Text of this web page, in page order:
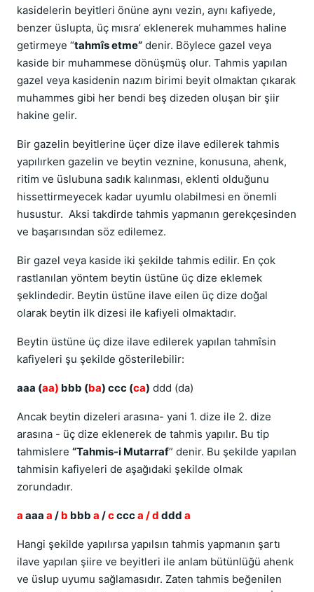
kasidelerin beyitleri önüne aynı vezin, aynı kafiyede,
benzer üslupta, üç mısra’ eklenerek muhammes haline
getirmeye “tahmîs etme” denir. Böylece gazel veya
kaside bir muhammese dönüşmüş olur. Tahmis yapılan
gazel veya kasidenin nazım birimi beyit olmaktan çıkarak
muhammes gibi her bendi beş dizeden oluşan bir şiir
hakine gelir.
Bir gazelin beyitlerine üçer dize ilave edilerek tahmis
yapılırken gazelin ve beytin veznine, konusuna, ahenk,
ritim ve üslubuna sadık kalınması, eklenti olduğunu
hissettirmeyecek kadar uyumlu olabilmesi en önemli
husustur. Aksi takdirde tahmis yapmanın gerekçesinden
ve başarısından söz edilemez.
Bir gazel veya kaside iki şekilde tahmis edilir. En çok
rastlanılan yöntem beytin üstüne üç dize eklemek
şeklindedir. Beytin üstüne ilave eilen üç dize doğal
olarak beytin ilk dizesi ile kafiyeli olmaktadır.
Beytin üstüne üç dize ilave edilerek yapılan tahmîsin
kafiyeleri şu şekilde gösterilebilir:
aaa (aa) bbb (ba) ccc (ca) ddd (da)
Ancak beytin dizeleri arasına- yani 1. dize ile 2. dize
arasına - üç dize eklenerek de tahmis yapılır. Bu tip
tahmislere “Tahmis-i Mutarraf” denir. Bu şekilde yapılan
tahmisin kafiyeleri de aşağıdaki şekilde olmak
zorundadır.
a aaa a / b bbb a /cccca / d ddd a
Hangi şekilde yapılırsa yapılsın tahmis yapmanın şartı
ilave yapılan şiire ve beyitleri ile anlam bütünlüğü ahenk
ve üslup uyumu sağlamasıdır. Zaten tahmis beğenilen